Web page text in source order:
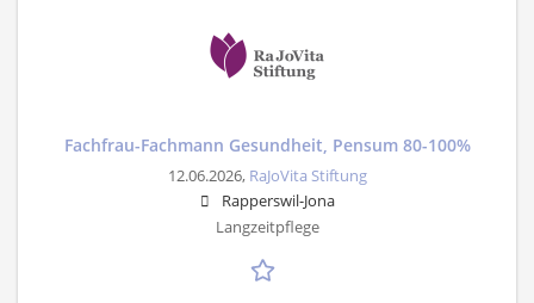
Fachfrau-Fachmann Gesundheit, Pensum 80-100%
12.06.2026, RaJoVita Stiftung
Rapperswil-Jona
Langzeitpflege